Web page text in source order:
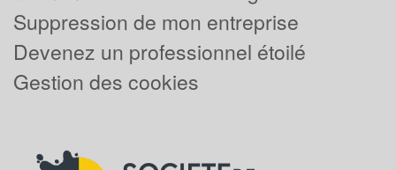
Suppression de mon entreprise
Devenez un professionnel étoilé
Gestion des cookies